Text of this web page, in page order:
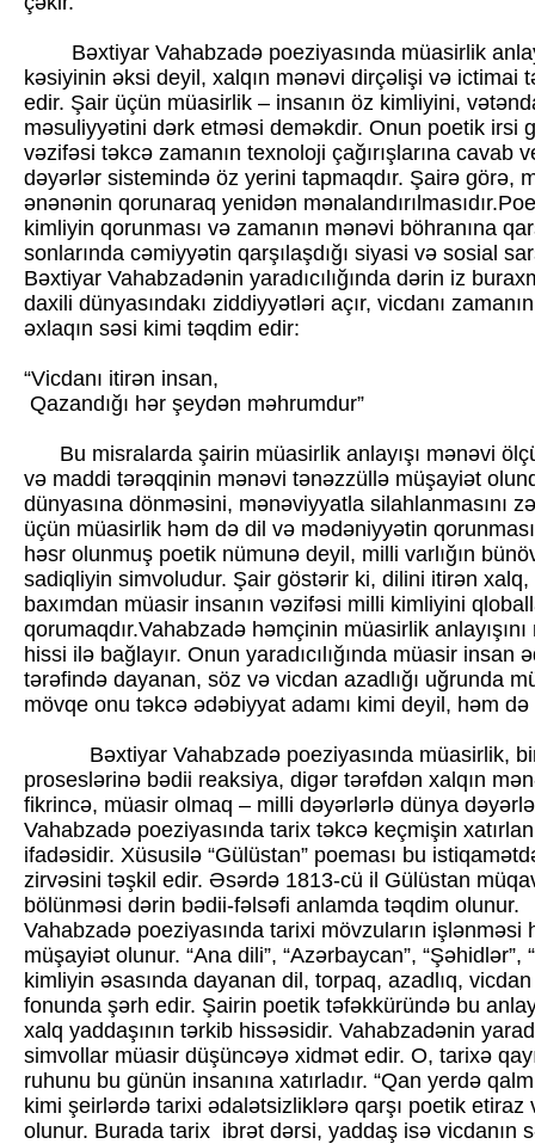
Bəxtiyar Vahabzadə poeziyasında müasirlik
kəsiyinin əksi deyil, xalqın mənəvi dirçəlişi və ictimai
edir. Şair üçün müasirlik – insanın öz kimliyini,
məsuliyyətini dərk etməsi deməkdir. Onun poetik irsi
vəzifəsi təkcə zamanın texnoloji çağırışlarına cavab
dəyərlər sistemində öz yerini tapmaqdır. Şairə görə,
ənənənin qorunaraq yenidən
kimliyin qorunması və zamanın mənəvi böhranına
sonlarında cəmiyyətin qarşılaşdığı siyasi və sosial
Bəxtiyar Vahabzadənin yaradıcılığında dərin iz
daxili dünyasındakı ziddiyyətləri açır, vicdanı
əxlaqın səsi kimi təqdim edir:
“Vicdanı itirən insan,
Qazandığı hər şeydən məhrumdur”
Bu misralarda şairin müasirlik anlayışı mənəvi
və maddi tərəqqinin mənəvi tənəzzüllə müşayiət
dünyasına dönməsini, mənəviyyatla silahlanmasını
üçün müasirlik həm də dil və mədəniyyətin
həsr olunmuş poetik nümunə deyil, milli varlığın
sadiqliyin simvoludur. Şair göstərir ki, dilini itirən
baxımdan müasir insanın vəzifəsi milli kimliyini
qorumaqdır.Vahabzadə həmçinin müasirlik
hissi ilə bağlayır. Onun yaradıcılığında müasir insan
tərəfində dayanan, söz və vicdan azadlığı uğrunda
mövqe onu təkcə ədəbiyyat adamı kimi deyil, həm də
Bəxtiyar Vahabzadə poeziyasında müasirlik, bir
proseslərinə bədii reaksiya, digər tərəfdən xalqın
fikrincə, müasir olmaq – milli dəyərlərlə dünya
Vahabzadə poeziyasında tarix təkcə keçmişin
ifadəsidir. Xüsusilə “Gülüstan” poeması bu
zirvəsini təşkil edir. Əsərdə 1813-cü il Gülüstan
bölünməsi dərin bədii-fəlsəfi anlamda təqdim olunur.
Vahabzadə poeziyasında tarixi mövzuların işlənməsi
müşayiət olunur. “Ana dili”, “Azərbaycan”,
kimliyin əsasında dayanan dil, torpaq, azadlıq,
fonunda şərh edir. Şairin poetik təfəkküründə bu
xalq yaddaşının tərkib hissəsidir. Vahabzadənin
simvollar müasir düşüncəyə xidmət edir. O, tarixə
ruhunu bu günün insanına xatırladır. “Qan yerdə
kimi şeirlərdə tarixi ədalətsizliklərə qarşı poetik etiraz
olunur. Burada tarix ibrət dərsi, yaddaş isə vicdanın